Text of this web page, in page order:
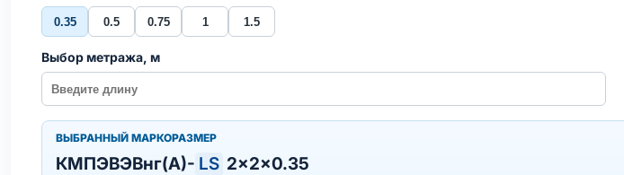
0.35 0.5 0.75 1 1.5
Выбор метража, м
ВЫБРАННЫЙ МАРКОРАЗМЕР
КМПЭВЭВнг(А)- LS 2×2×0.35